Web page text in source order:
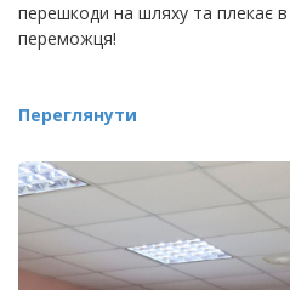
перешкоди на шляху та плекає
переможця!
Переглянути